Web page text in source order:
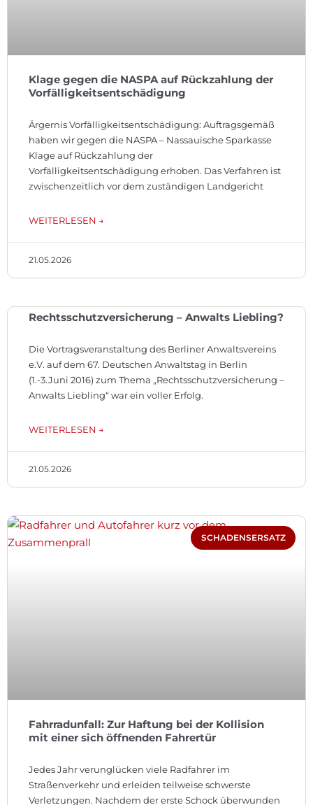
Klage gegen die NASPA auf Rückzahlung der
Vorfälligkeitsentschädigung
Ärgernis Vorfälligkeitsentschädigung: Auftragsgemäß
haben wir gegen die NASPA – Nassauische Sparkasse
Klage auf Rückzahlung der
Vorfälligkeitsentschädigung erhoben. Das Verfahren ist
zwischenzeitlich vor dem zuständigen Landgericht
WEITERLESEN →
21.05.2026
Rechtsschutzversicherung – Anwalts Liebling?
Die Vortragsveranstaltung des Berliner Anwaltsvereins
e.V. auf dem 67. Deutschen Anwaltstag in Berlin
(1.-3.Juni 2016) zum Thema „Rechtsschutzversicherung –
Anwalts Liebling“ war ein voller Erfolg.
WEITERLESEN →
21.05.2026
SCHADENSERSATZ
Fahrradunfall: Zur Haftung bei der Kollision
mit einer sich öffnenden Fahrertür
Jedes Jahr verunglücken viele Radfahrer im
Straßenverkehr und erleiden teilweise schwerste
Verletzungen. Nachdem der erste Schock überwunden